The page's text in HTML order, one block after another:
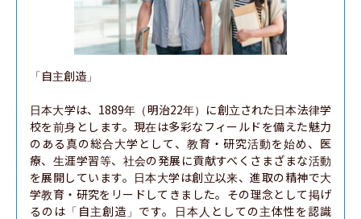
「自主創造」
日本大学は、1889年（明治22年）に創立された日本法律学
校を前身とします。現在は多彩なフィールドを備えた魅力
のある真の総合大学として、教育・研究活動を始め、医
療、生涯学習等、社会の発展に貢献すべくさまざまな活動
を展開しています。日本大学は創立以来、進取の精神で大
学教育・研究をリードしてきました。その理念として掲げ
るのは「自主創造」です。日本人としての主体性を認識